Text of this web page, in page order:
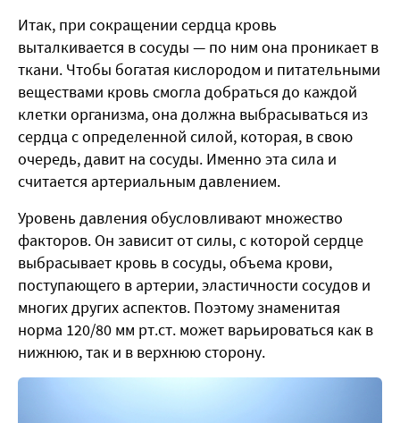
Итак, при сокращении сердца кровь
выталкивается в сосуды — по ним она проникает в
ткани. Чтобы богатая кислородом и питательными
веществами кровь смогла добраться до каждой
клетки организма, она должна выбрасываться из
сердца с определенной силой, которая, в свою
очередь, давит на сосуды. Именно эта сила и
считается артериальным давлением.
Уровень давления обусловливают множество
факторов. Он зависит от силы, с которой сердце
выбрасывает кровь в сосуды, объема крови,
поступающего в артерии, эластичности сосудов и
многих других аспектов. Поэтому знаменитая
норма 120/80 мм рт.ст. может варьироваться как в
нижнюю, так и в верхнюю сторону.